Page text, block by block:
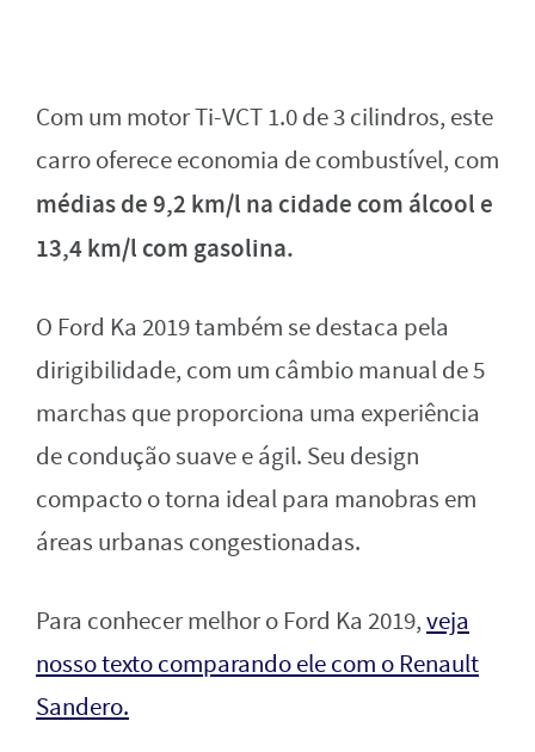
Com um motor Ti-VCT 1.0 de 3 cilindros, este
carro oferece economia de combustível, com
médias de 9,2 km/l na cidade com álcool e
13,4 km/l com gasolina.
O Ford Ka 2019 também se destaca pela
dirigibilidade, com um câmbio manual de 5
marchas que proporciona uma experiência
de condução suave e ágil. Seu design
compacto o torna ideal para manobras em
áreas urbanas congestionadas.
Para conhecer melhor o Ford Ka 2019,veja
nosso texto comparando ele com o Renault
Sandero.